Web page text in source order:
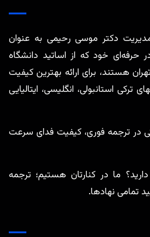
دکتر موسی رحیمی به عنوان
خود که از اساتید دانشگاه
هستند، برای ارائه بهترین کیفیت
ترکی استانبولی، انگلیسی، ایتالیایی
در ترجمه‌ فوری، کیفیت فدای سرعت
ما در کنارتان هستیم؛ ترجمه
تمامی نهادها.